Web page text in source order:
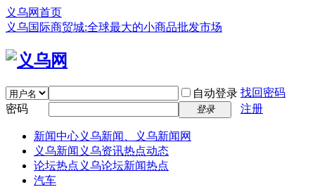
义乌网首页
义乌国际商贸城:全球最大的小商品批发市场
自动登录 找回密码
密码
登录 注册
新闻中心义乌新闻、义乌新闻网
义乌新闻 义乌资讯热点动态
论坛热点 义乌论坛新闻热点
汽车